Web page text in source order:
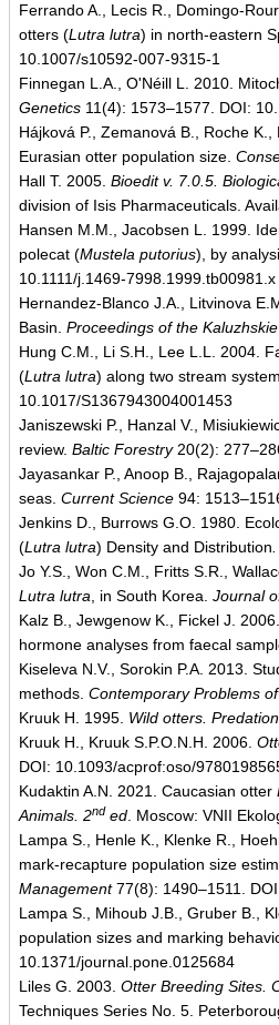
Ferrando A., Lecis R., Domingo-
otters (Lutra lutra) in north-eastern
10.1007/s10592-007-9315-1
Finnegan L.A., O'Néill L. 2010.
Genetics 11(4): 1573–1577. DOI:
Hájková P., Zemanová B., Roche
Eurasian otter population size.
Hall T. 2005. Bioedit v. 7.0.5.
division of Isis Pharmaceuticals.
Hansen M.M., Jacobsen L. 1999.
polecat (Mustela putorius), by
10.1111/j.1469-7998.1999.tb00981.x
Hernandez-Blanco J.A., Litvinova
Basin. Proceedings of the
Hung C.M., Li S.H., Lee L.L. 2004.
(Lutra lutra) along two stream
10.1017/S1367943004001453
Janiszewski P., Hanzal V.,
review. Baltic Forestry 20(2):
Jayasankar P., Anoop B.,
seas. Current Science 94:
Jenkins D., Burrows G.O. 1980.
(Lutra lutra) Density and Distribution
Jo Y.S., Won C.M., Fritts S.R.,
Lutra lutra , in South Korea. Journal
Kalz B., Jewgenow K., Fickel J.
hormone analyses from faecal
Kiseleva N.V., Sorokin P.A. 2013.
methods. Contemporary Problems
Kruuk H. 1995. Wild otters.
Kruuk H., Kruuk S.P.O.N.H. 2006.
DOI: 10.1093/acprof:oso/
Kudaktin A.N. 2021. Caucasian otter
Animals. 2nd ed . Moscow: VNII
Lampa S., Henle K., Klenke R.,
mark-recapture population size
Management77(8): 1490–1511.
Lampa S., Mihoub J.B., Gruber B.,
population sizes and marking
10.1371/journal.pone.0125684
Liles G. 2003. Otter Breeding Sites.
Techniques Series No. 5.